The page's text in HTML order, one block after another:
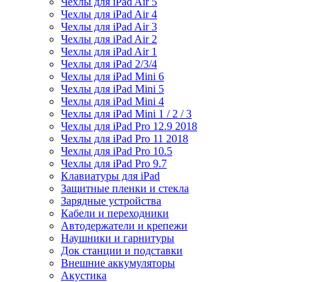
Чехлы для iPad Air 4
Чехлы для iPad Air 3
Чехлы для iPad Air 2
Чехлы для iPad Air 1
Чехлы для iPad 2/3/4
Чехлы для iPad Mini 6
Чехлы для iPad Mini 5
Чехлы для iPad Mini 4
Чехлы для iPad Mini 1 / 2 / 3
Чехлы для iPad Pro 12.9 2018
Чехлы для iPad Pro 11 2018
Чехлы для iPad Pro 10.5
Чехлы для iPad Pro 9.7
Клавиатуры для iPad
Защитные пленки и стекла
Зарядные устройства
Кабели и переходники
Автодержатели и крепежи
Наушники и гарнитуры
Док станции и подставки
Внешние аккумуляторы
Акустика